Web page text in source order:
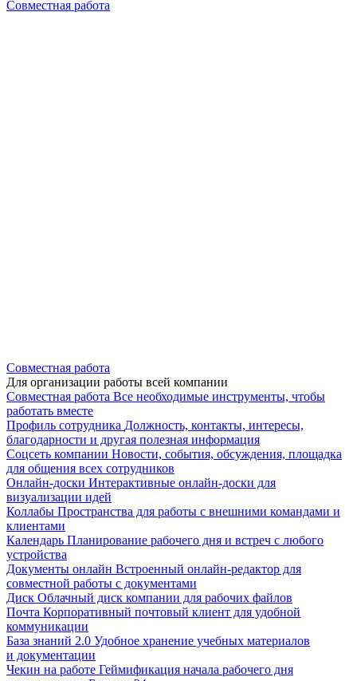
Совместная работа
Совместная работа
Для организации работы всей компании
Совместная работа Все необходимые инструменты, чтобы
работать вместе
Профиль сотрудника Должность, контакты, интересы,
благодарности и другая полезная информация
Соцсеть компании Новости, события, обсуждения, площадка
для общения всех сотрудников
Онлайн-доски Интерактивные онлайн-доски для
визуализации идей
Коллабы Пространства для работы с внешними командами и
клиентами
Календарь Планирование рабочего дня и встреч с любого
устройства
Документы онлайн Встроенный онлайн-редактор для
совместной работы с документами
Диск Облачный диск компании для рабочих файлов
Почта Корпоративный почтовый клиент для удобной
коммуникации
База знаний 2.0 Удобное хранение учебных материалов
и документации
Чекин на работе Геймификация начала рабочего дня